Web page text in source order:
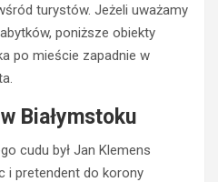
turystów. Jeżeli uważamy
poniższe obiekty
po mieście zapadnie w
Białymstoku
cudu był Jan Klemens
i pretendent do korony